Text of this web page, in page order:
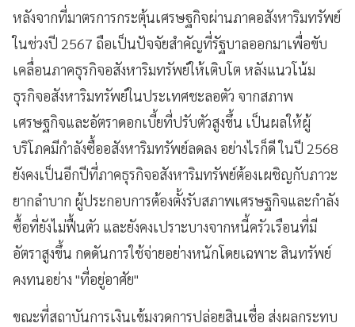
หลังจากที่มาตรการกระตุ้นเศรษฐกิจผ่านภาคอสังหาริมทรัพย์
ในช่วงปี 2567 ถือเป็นปัจจัยสำคัญที่รัฐบาลออกมาเพื่อขับ
เคลื่อนภาคธุรกิจอสังหาริมทรัพย์ให้เติบโต หลังแนวโน้ม
ธุรกิจอสังหาริมทรัพย์ในประเทศชะลอตัว จากสภาพ
เศรษฐกิจและอัตราดอกเบี้ยที่ปรับตัวสูงขึ้น เป็นผลให้ผู้
บริโภคมีกำลังซื้ออสังหาริมทรัพย์ลดลง อย่างไรก็ดี ในปี 2568
ยังคงเป็นอีกปีที่ภาคธุรกิจอสังหาริมทรัพย์ต้องเผชิญกับภาวะ
ยากลำบาก ผู้ประกอบการต้องตั้งรับสภาพเศรษฐกิจและกำลัง
ซื้อที่ยังไม่ฟื้นตัว และยังคงเปราะบางจากหนี้ครัวเรือนที่มี
อัตราสูงขึ้น กดดันการใช้จ่ายอย่างหนักโดยเฉพาะ สินทรัพย์
คงทนอย่าง "ที่อยู่อาศัย"
ขณะที่สถาบันการเงินเข้มงวดการปล่อยสินเชื่อ ส่งผลกระทบ